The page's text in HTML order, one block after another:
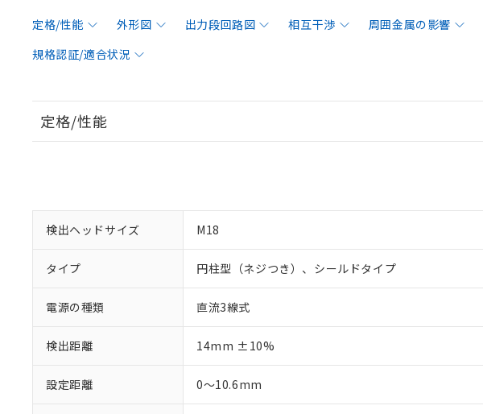
定格/性能 外形図 出力段回路図 相互干渉 周囲金属の影響
規格認証/適合状況
定格/性能
検出ヘッドサイズ M18
タイプ 円柱型（ネジつき）、シールドタイプ
電源の種類 直流3線式
検出距離 14mm ±10%
設定距離 0～10.6mm